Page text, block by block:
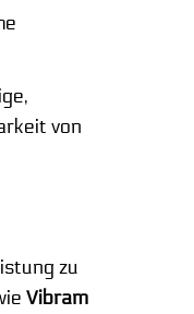
von
zu
Vibram